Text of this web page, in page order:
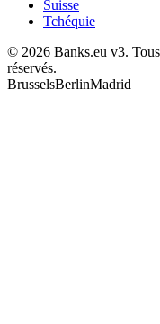
Suisse
Tchéquie
© 2026 Banks.eu v3. Tous
réservés.
BrusselsBerlinMadrid